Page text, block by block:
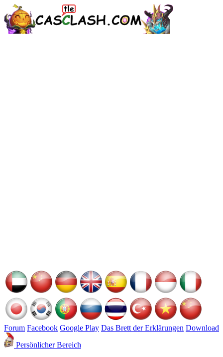
Forum Facebook Google Play Das Brett der Erklärungen Download
Persönlicher Bereich